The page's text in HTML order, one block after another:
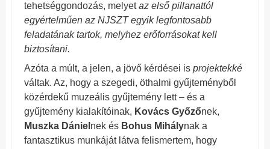
tehetséggondozás, melyetaz első pillanattól
egyértelműen az NJSZT egyik legfontosabb
feladatának tartok, melyhez erőforrásokat kell
biztosítani.
Azóta a múlt, a jelen, a jövő kérdései is projektekké
váltak. Az, hogy a szegedi, öthalmi gyűjteményből
közérdekű muzeális gyűjtemény lett – és a
gyűjtemény kialakítóinak, Kovács Győzőnek,
Muszka Dániel nek és Bohus Mihálynak a
fantasztikus munkáját látva felismertem, hogy